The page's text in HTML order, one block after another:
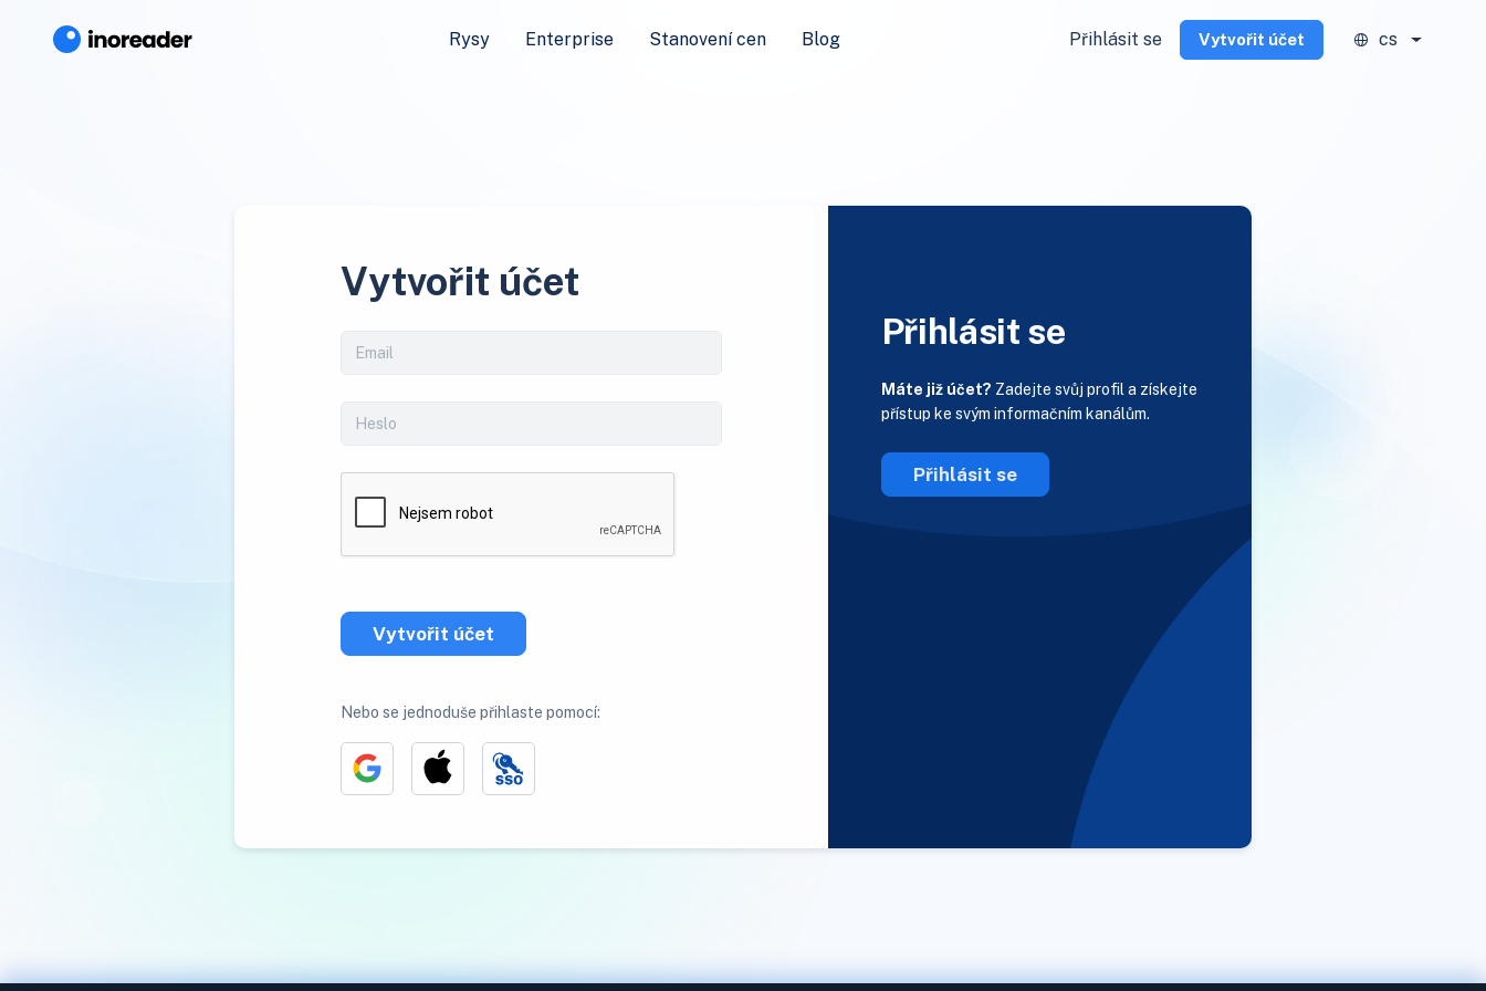
Rysy Enterprise Stanovení cen Blog Přihlásit se Vytvořit účet cs
Vytvořit účet
Vytvořit účet
Nebo se jednoduše přihlaste pomocí:
Přihlásit se
Máte již účet? Zadejte svůj profil a získejte
přístup ke svým informačním kanálům.
Přihlásit se